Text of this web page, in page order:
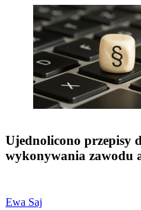
Ujednolicono przepisy
wykonywania zawodu
Ewa Saj